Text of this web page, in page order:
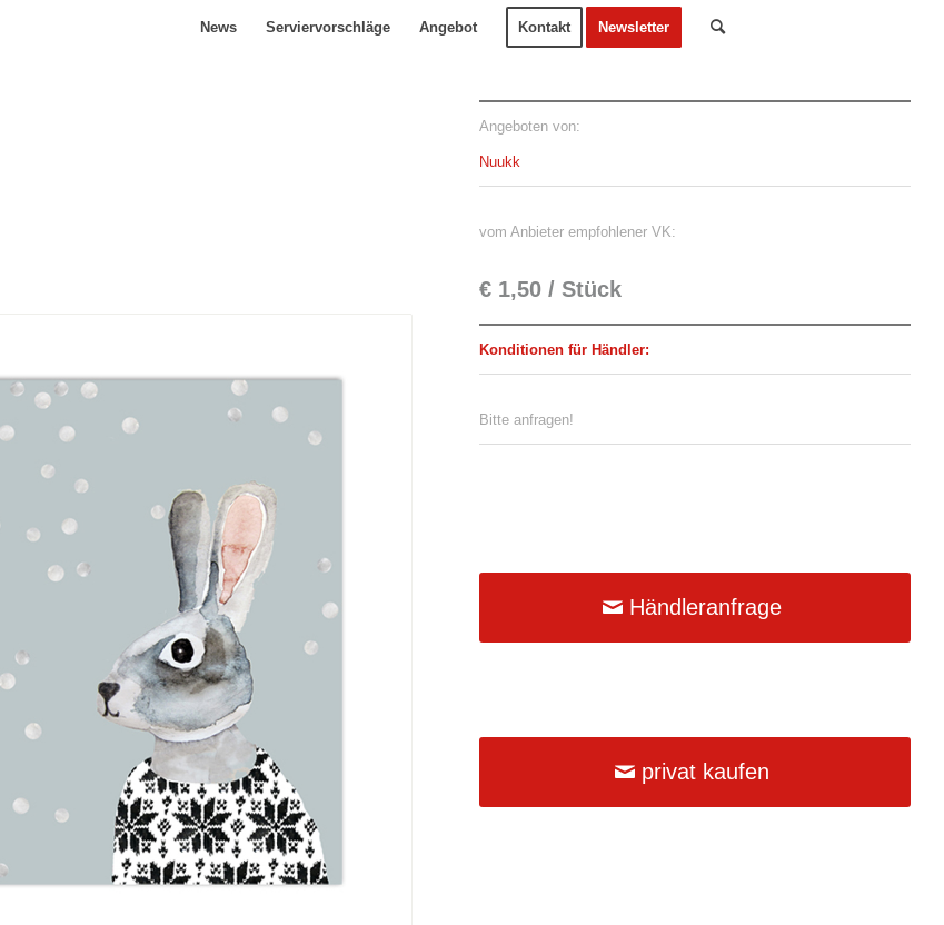
News Serviervorschläge Angebot Kontakt Newsletter
Angeboten von:
Nuukk
vom Anbieter empfohlener VK:
€ 1,50 / Stück
Konditionen für Händler:
Bitte anfragen!
Händleranfrage
privat kaufen